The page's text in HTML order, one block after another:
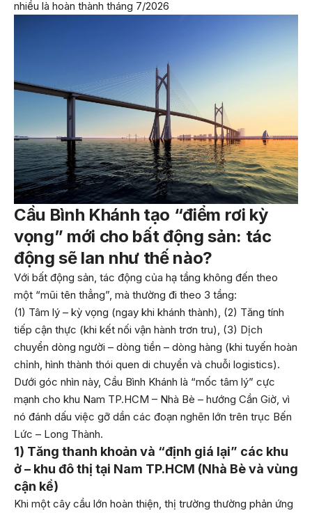
nhiều là hoàn thành tháng 7/2026
Cầu Bình Khánh tạo “điểm rơi kỳ
vọng” mới cho bất động sản: tác
động sẽ lan như thế nào?
Với bất động sản, tác động của hạ tầng không đến theo
một “mũi tên thẳng”, mà thường đi theo 3 tầng:
(1) Tâm lý – kỳ vọng (ngay khi khánh thành), (2) Tăng tính
tiếp cận thực (khi kết nối vận hành trơn tru), (3) Dịch
chuyển dòng người – dòng tiền – dòng hàng (khi tuyến hoàn
chỉnh, hình thành thói quen di chuyển và chuỗi logistics).
Dưới góc nhìn này, Cầu Bình Khánh là “mốc tâm lý” cực
mạnh cho khu Nam TP.HCM – Nhà Bè – hướng Cần Giờ, vì
nó đánh dấu việc gỡ dần các đoạn nghẽn lớn trên trục Bến
Lức – Long Thành.
1) Tăng thanh khoản và “định giá lại” các khu
ở – khu đô thị tại Nam TP.HCM (Nhà Bè và vùng
cận kề)
Khi một cây cầu lớn hoàn thiện, thị trường thường phản ứng